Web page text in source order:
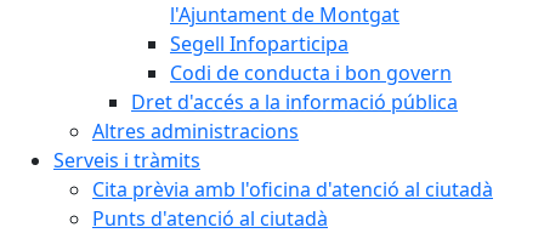
l'Ajuntament de Montgat
Segell Infoparticipa
Codi de conducta i bon govern
Dret d'accés a la informació pública
Altres administracions
Serveis i tràmits
Cita prèvia amb l'oficina d'atenció al ciutadà
Punts d'atenció al ciutadà